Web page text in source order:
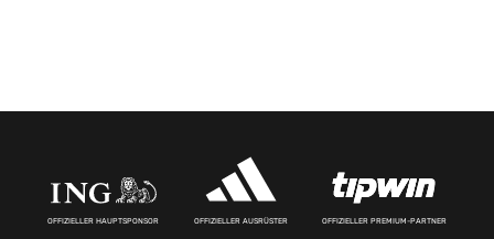
OFFIZIELLER HAUPTSPONSOR OFFIZIELLER AUSRÜSTER OFFIZIELLER PREMIUM-PARTNER